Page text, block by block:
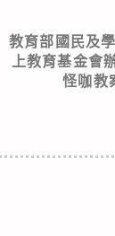
教育部國民及
上教育基金會
怪咖教